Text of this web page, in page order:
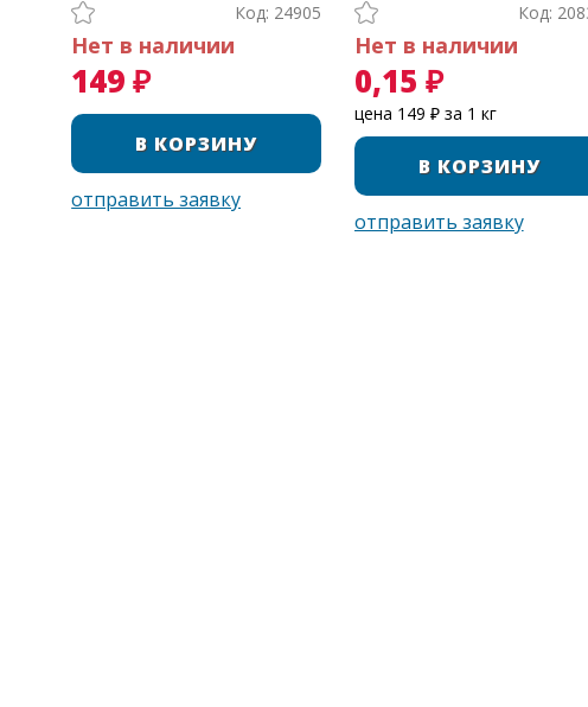
Код: 24905
Нет в наличии
149 ₽
Код:
Нет в наличии
0,15 ₽
цена 149 ₽ за 1 кг